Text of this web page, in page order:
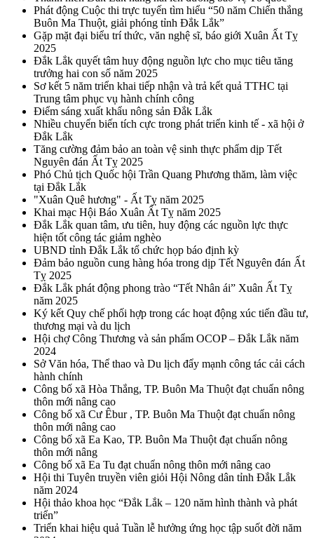
Phát động Cuộc thi trực tuyến tìm hiểu “50 năm Chiến thắng
Buôn Ma Thuột, giải phóng tỉnh Đắk Lắk”
Gặp mặt đại biểu trí thức, văn nghệ sĩ, báo giới Xuân Ất Tỵ
2025
Đắk Lắk quyết tâm huy động nguồn lực cho mục tiêu tăng
trưởng hai con số năm 2025
Sơ kết 5 năm triển khai tiếp nhận và trả kết quả TTHC tại
Trung tâm phục vụ hành chính công
Điểm sáng xuất khẩu nông sản Đắk Lắk
Nhiều chuyển biến tích cực trong phát triển kinh tế - xã hội ở
Đắk Lắk
Tăng cường đảm bảo an toàn vệ sinh thực phẩm dịp Tết
Nguyên đán Ất Tỵ 2025
Phó Chủ tịch Quốc hội Trần Quang Phương thăm, làm việc
tại Đắk Lắk
"Xuân Quê hương" - Ất Tỵ năm 2025
Khai mạc Hội Báo Xuân Ất Tỵ năm 2025
Đắk Lắk quan tâm, ưu tiên, huy động các nguồn lực thực
hiện tốt công tác giảm nghèo
UBND tỉnh Đắk Lắk tổ chức họp báo định kỳ
Đảm bảo nguồn cung hàng hóa trong dịp Tết Nguyên đán Ất
Tỵ 2025
Đắk Lắk phát động phong trào “Tết Nhân ái” Xuân Ất Tỵ
năm 2025
Ký kết Quy chế phối hợp trong các hoạt động xúc tiến đầu tư,
thương mại và du lịch
Hội chợ Công Thương và sản phẩm OCOP – Đắk Lắk năm
2024
Sở Văn hóa, Thể thao và Du lịch đẩy mạnh công tác cải cách
hành chính
Công bố xã Hòa Thắng, TP. Buôn Ma Thuột đạt chuẩn nông
thôn mới nâng cao
Công bố xã Cư Êbur , TP. Buôn Ma Thuột đạt chuẩn nông
thôn mới nâng cao
Công bố xã Ea Kao, TP. Buôn Ma Thuột đạt chuẩn nông
thôn mới nâng
Công bố xã Ea Tu đạt chuẩn nông thôn mới nâng cao
Hội thi Tuyên truyền viên giỏi Hội Nông dân tỉnh Đắk Lắk
năm 2024
Hội thảo khoa học “Đắk Lắk – 120 năm hình thành và phát
triển”
Triển khai hiệu quả Tuần lễ hưởng ứng học tập suốt đời năm